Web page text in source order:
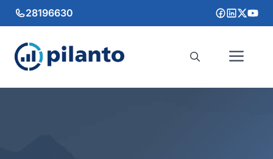
Hop
til
indhold
28196630